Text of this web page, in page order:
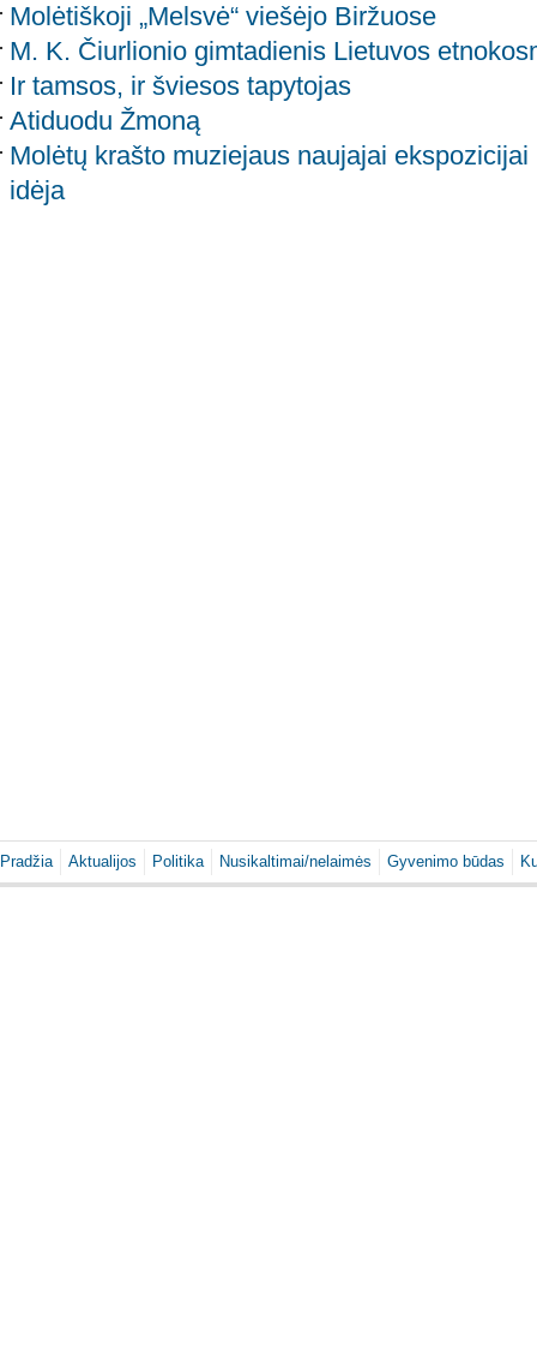
Molėtiškoji „Melsvė“ viešėjo Biržuose
M. K. Čiurlionio gimtadienis Lietuvos
Ir tamsos, ir šviesos tapytojas
Atiduodu Žmoną
Molėtų krašto muziejaus naujajai
idėja
Pradžia Aktualijos Politika Nusikaltimai/nelaimės Gyvenimo būdas